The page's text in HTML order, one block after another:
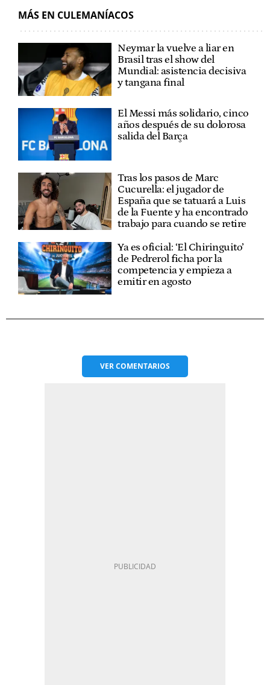
MÁS EN CULEMANÍACOS
Neymar la vuelve a liar en
Brasil tras el show del
Mundial: asistencia decisiva
y tangana final
El Messi más solidario, cinco
años después de su dolorosa
salida del Barça
Tras los pasos de Marc
Cucurella: el jugador de
España que se tatuará a Luis
de la Fuente y ha encontrado
trabajo para cuando se retire
Ya es oficial: ‘El Chiringuito’
de Pedrerol ficha por la
competencia y empieza a
emitir en agosto
VERCOMENTARIOS